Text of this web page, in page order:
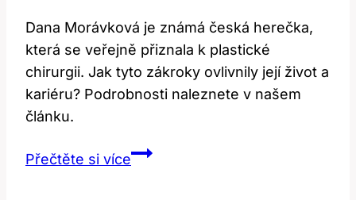
Dana Morávková je známá česká herečka,
která se veřejně přiznala k plastické
chirurgii. Jak tyto zákroky ovlivnily její život a
kariéru? Podrobnosti naleznete v našem
článku.
Přečtěte si víceDana